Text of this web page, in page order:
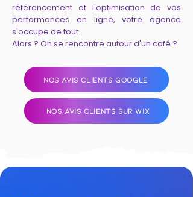
référencement et l'optimisation de vos
performances en ligne, votre agence
s'occupe de tout.
Alors ? On se rencontre autour d'un café ?
NOS AVIS CLIENTS GOOGLE
NOS AVIS CLIENTS SUR WIX